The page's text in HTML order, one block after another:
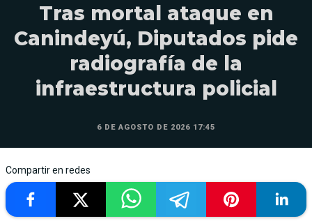
Tras mortal ataque en
Canindeyú, Diputados pide
radiografía de la
infraestructura policial
6 DE AGOSTO DE 2026 17:45
Compartir en redes